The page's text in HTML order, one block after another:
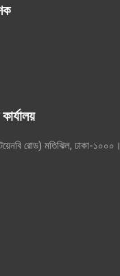
রোড) মতিঝিল, ঢাকা-১০০০।